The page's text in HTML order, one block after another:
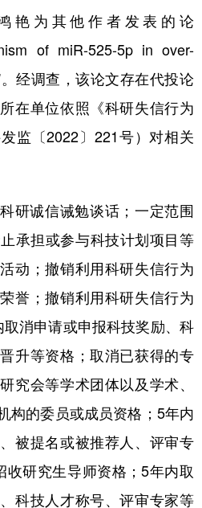
海南 重庆
云南 西藏
青海 宁夏
Français عربى
日本語 한국어
艳为其他作者发表的论
of miR-525-5p in over-
经调查，该论文存在代投论
在单位依照《科研失信行为
监〔2022〕221号）对相关
诚信诫勉谈话；一定范围
承担或参与科技计划项目等
动；撤销利用科研失信行为
誉；撤销利用科研失信行为
消申请或申报科技奖励、科
升等资格；取消已获得的专
究会等学术团体以及学术、
构的委员或成员资格；5年内
被提名或被推荐人、评审专
收研究生导师资格；5年内取
科技人才称号、评审专家等